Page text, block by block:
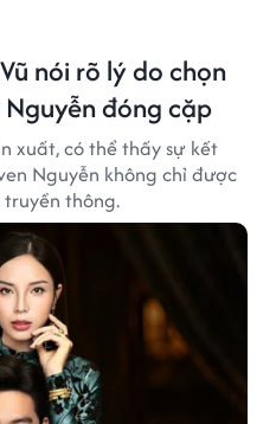
nói rõ lý do chọn
Nguyễn đóng cặp
xuất, có thể thấy sự kết
Nguyễn không chỉ được
thông.